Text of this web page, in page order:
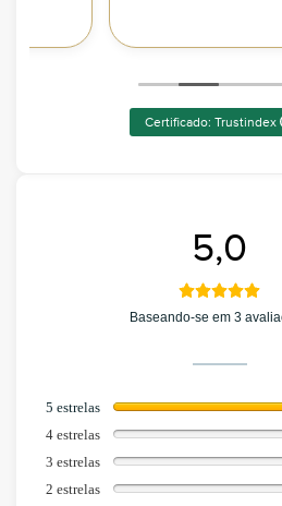
5,0
Baseando-se em 3
5 estrelas
4 estrelas
3 estrelas
2 estrelas
Certificado: Trustindex